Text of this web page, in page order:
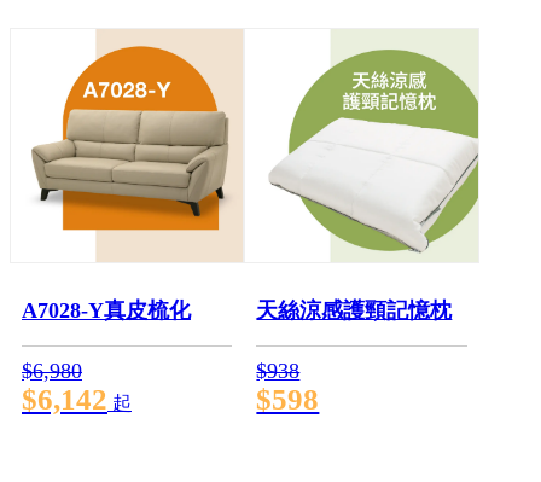
A7028-Y真皮梳化
$6,980
$6,142 起
天絲涼感護頸記憶枕
$938
$598